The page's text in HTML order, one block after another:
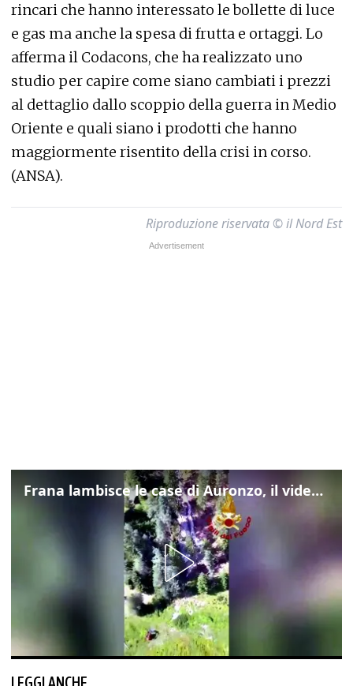
rincari che hanno interessato le bollette di luce
e gas ma anche la spesa di frutta e ortaggi. Lo
afferma il Codacons, che ha realizzato uno
studio per capire come siano cambiati i prezzi
al dettaglio dallo scoppio della guerra in Medio
Oriente e quali siano i prodotti che hanno
maggiormente risentito della crisi in corso.
(ANSA).
Riproduzione riservata © il Nord Est
Frana lambisce le case di Auronzo, il video dall'elicottero dei vigili del fuoco